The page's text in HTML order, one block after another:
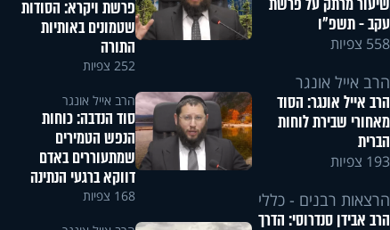
שיעור מרתק על פרשת
עקב - תשפ"ו
558 צפיות
הרב אייל אונגר
הרב אייל אונגר: הסוד
מאחורי שבירת לוחות
הברית
193 צפיות
הרצאות רבנים - כללי
הרב אבידן סנדרוסי: הדרך
פרשת ויקרא: הסודות
שטמונים באותיות
התורה
252 צפיות
הרב אייל אונגר
סוד הנדבה: כוחות
הנפש הטמירים
שמתעוררים באדם
דווקא ברגעי הנתינה
168 צפיות